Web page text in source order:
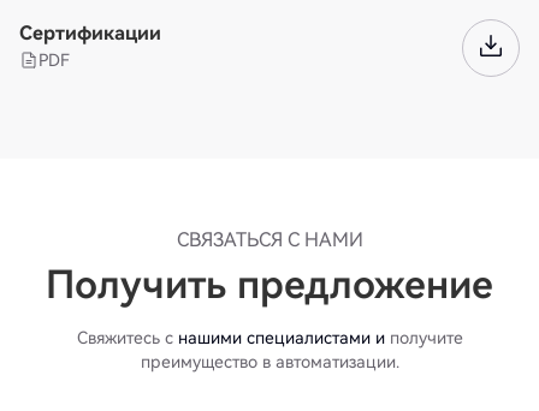
Сертификации
PDF
СВЯЗАТЬСЯ С НАМИ
Получить предложение
Свяжитесь с нашими специалистами иполучите
преимущество в автоматизации.